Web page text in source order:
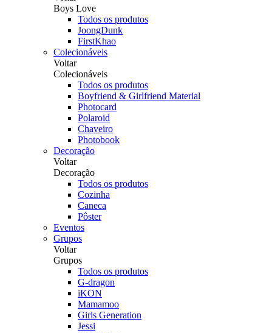
Boys Love
Todos os produtos
JoongDunk
FirstKhao
Colecionáveis
Voltar
Colecionáveis
Todos os produtos
Boyfriend & Girlfriend Material
Photocard
Polaroid
Chaveiro
Photobook
Decoração
Voltar
Decoração
Todos os produtos
Cozinha
Caneca
Pôster
Eventos
Grupos
Voltar
Grupos
Todos os produtos
G-dragon
iKON
Mamamoo
Girls Generation
Jessi